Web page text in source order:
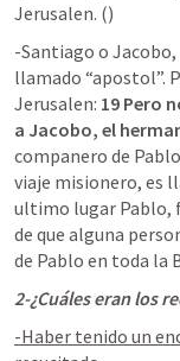
Jerusalen. ()
-Santiago o
llamado “apostol”.
Jerusalen: 19 Pero
a Jacobo, el
companero de
viaje misionero, es
ultimo lugar Pablo,
de que alguna
de Pablo en toda la
2-¿Cuáles eran los
-Haber tenido un